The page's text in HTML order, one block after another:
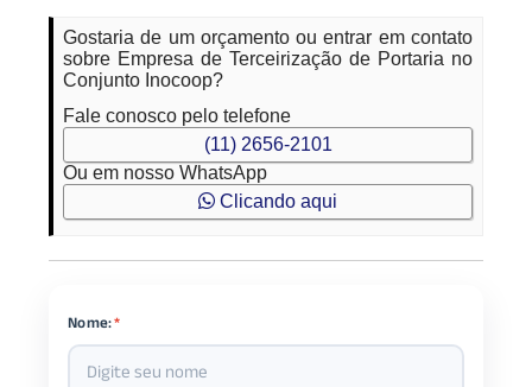
Gostaria de um orçamento ou entrar em contato
sobre Empresa de Terceirização de Portaria no
Conjunto Inocoop?
Fale conosco pelo telefone
(11) 2656-2101
Ou em nosso WhatsApp
Clicando aqui
Nome:*